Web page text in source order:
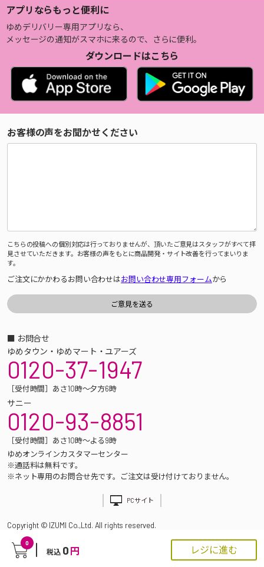
0
税込 0 円 レジに進む
アプリならもっと便利に
ゆめデリバリー専用アプリなら、
メッセージの通知がスマホに来るので、さらに便利。
ダウンロードはこちら
お客様の声をお聞かせください
こちらの投稿への個別対応は行っておりませんが、頂いたご意見はスタッフがすべて拝
見させていただきます。お客様の声をもとに商品開発・サイト改善を行ってまいりま
す。
ご注文にかかわるお問い合わせはお問い合わせ専用フォームから
■ お問合せ
ゆめタウン・ゆめマート・ユアーズ
0120-37-1947
［受付時間］あさ10時～夕方6時
サニー
0120-93-8851
［受付時間］あさ10時～よる9時
ゆめオンラインカスタマーセンター
※通話料は無料です。
※ネット専用のお問合せ先です。ご注文は受け付けておりません。
PCサイト
Copyright © IZUMI Co.,Ltd. All rights reserved.